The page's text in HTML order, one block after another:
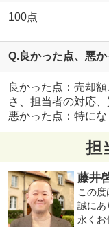
100点
Q.良かった点、悪
良かった点：売却
さ、担当者の対応
悪かった点：特にな
担
藤井
この度
誠にあ
永く